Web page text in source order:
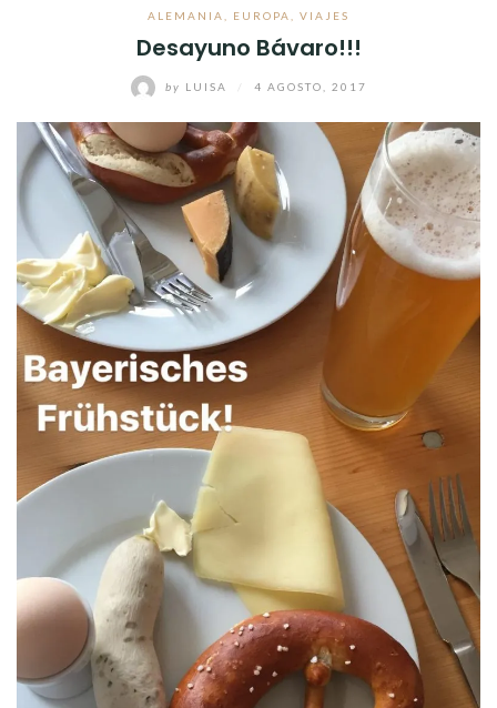
ALEMANIA EUROPA VIAJES
Desayuno Bávaro!!!
by LUISA 4 AGOSTO, 2017